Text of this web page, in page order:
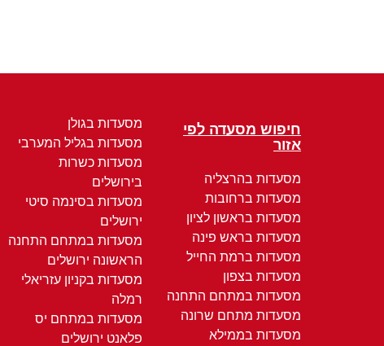
חיפוש מסעדה לפי
אזור
מסעדות בהרצליה
מסעדות ברחובות
מסעדות בראשון לציון
מסעדות בראש פינה
מסעדות ברמת החייל
מסעדות בצפון
מסעדות במתחם התחנה
מסעדות מתחם שרונה
מסעדות בממילא
מסעדות בגולן
מסעדות בגליל המערבי
מסעדות כשרות
בירושלים
מסעדות בסינמה סיטי
ירושלים
מסעדות במתחם התחנה
הראשונה ירושלים
מסעדות בקניון עזריאלי
רמלה
מסעדות במתחם יס
פלאנט ירושלים